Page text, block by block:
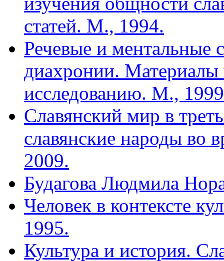
статей. М., 1994.
Речевые и ментальные
диахронии. Материалы
исследованию. М.,
Славянский мир в
славянские народы во
2009.
Будагова Людмила
Человек в контексте
1995.
Культура и история.